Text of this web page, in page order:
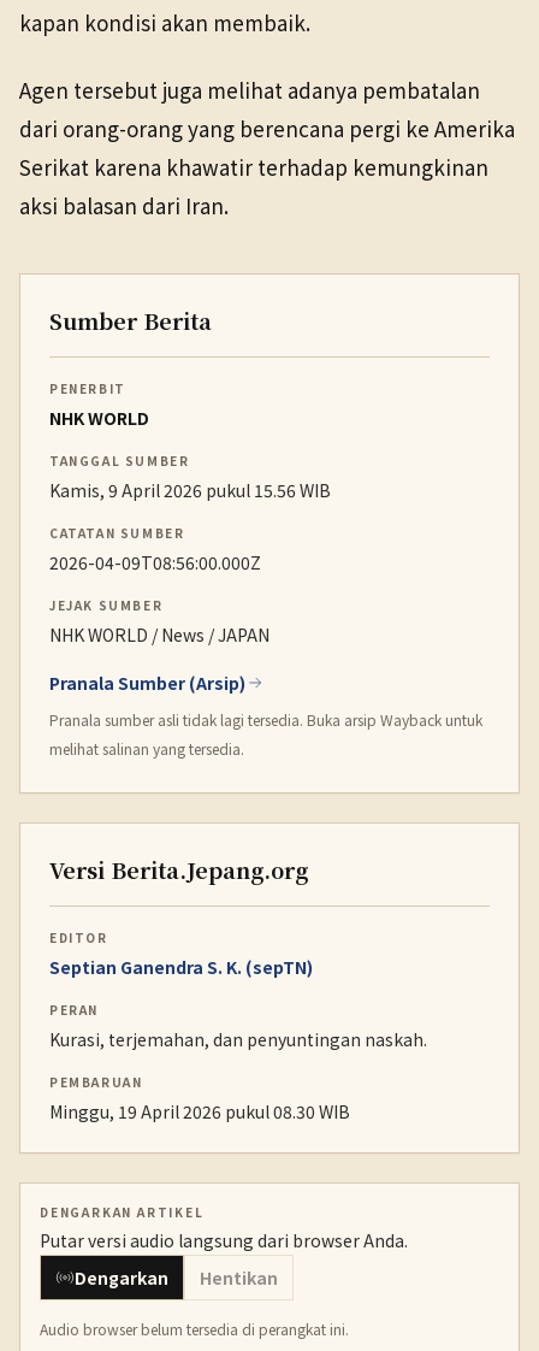
kapan kondisi akan membaik.
Agen tersebut juga melihat adanya pembatalan
dari orang-orang yang berencana pergi ke Amerika
Serikat karena khawatir terhadap kemungkinan
aksi balasan dari Iran.
Sumber Berita
PENERBIT
NHK WORLD
TANGGAL SUMBER
Kamis, 9 April 2026 pukul 15.56 WIB
CATATAN SUMBER
2026-04-09T08:56:00.000Z
JEJAK SUMBER
NHK WORLD / News / JAPAN
Pranala Sumber (Arsip)
Pranala sumber asli tidak lagi tersedia. Buka arsip Wayback untuk
melihat salinan yang tersedia.
Versi Berita.Jepang.org
EDITOR
Septian Ganendra S. K. (sepTN)
PERAN
Kurasi, terjemahan, dan penyuntingan naskah.
PEMBARUAN
Minggu, 19 April 2026 pukul 08.30 WIB
DENGARKAN ARTIKEL
Putar versi audio langsung dari browser Anda.
Dengarkan
Hentikan
Audio browser belum tersedia di perangkat ini.